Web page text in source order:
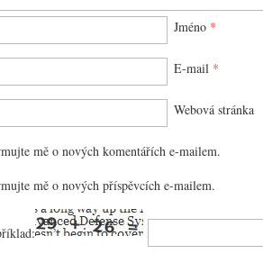
Jméno *
E-mail *
Webová stránka
mě o nových komentářích e-mailem.
mě o nových příspěvcích e-mailem.